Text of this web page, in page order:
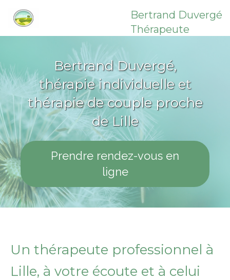
Bertrand Duvergé
Thérapeute
Bertrand Duvergé,
thérapie individuelle et
thérapie de couple proche
de Lille
Prendre rendez-vous en
ligne
Un thérapeute professionnel à
Lille, à votre écoute et à celui